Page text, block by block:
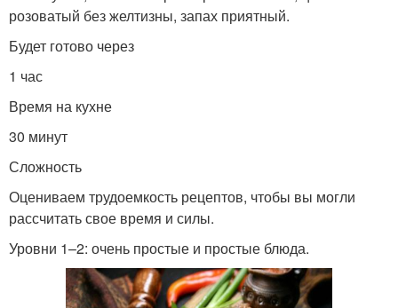
розоватый без желтизны, запах приятный.
Будет готово через
1 час
Время на кухне
30 минут
Сложность
Оцениваем трудоемкость рецептов, чтобы вы могли
рассчитать свое время и силы.
Уровни 1–2: очень простые и простые блюда.